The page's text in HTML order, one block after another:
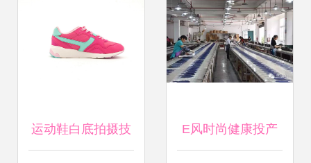
运动鞋白底拍摄技 E风时尚健康投产